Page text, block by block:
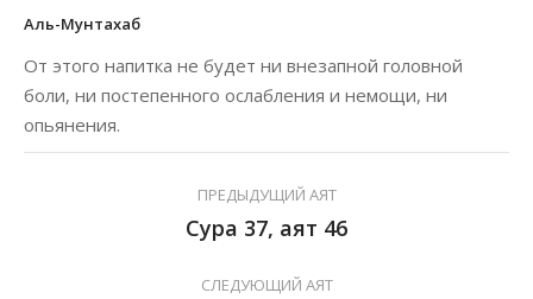
Аль-Мунтахаб
От этого напитка не будет ни внезапной головной
боли, ни постепенного ослабления и немощи, ни
опьянения.
ПРЕДЫДУЩИЙ АЯТ
Сура 37, аят 46
СЛЕДУЮЩИЙ АЯТ